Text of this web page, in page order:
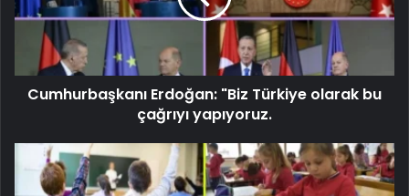
Cumhurbaşkanı Erdoğan: "Biz Türkiye olarak bu
çağrıyı yapıyoruz.